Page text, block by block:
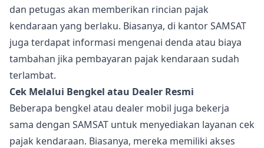
dan petugas akan memberikan rincian pajak
kendaraan yang berlaku. Biasanya, di kantor SAMSAT
juga terdapat informasi mengenai denda atau biaya
tambahan jika pembayaran pajak kendaraan sudah
terlambat.
Cek Melalui Bengkel atau Dealer Resmi
Beberapa bengkel atau dealer mobil juga bekerja
sama dengan SAMSAT untuk menyediakan layanan cek
pajak kendaraan. Biasanya, mereka memiliki akses